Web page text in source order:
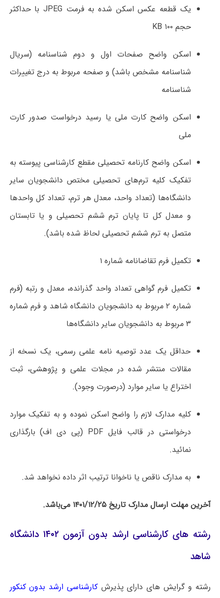
یک قطعه عکس اسکن شده به فرمت JPEG با حداکثر
حجم KB ۱۰۰
اسکن واضح صفحات اول و دوم شناسنامه (سریال
شناسنامه مشخص باشد) و صفحه مربوط به درج تغییرات
شناسنامه
اسکن واضح کارت ملی یا رسید درخواست صدور کارت
ملی
اسکن واضح کارنامه تحصیلی مقطع کارشناسی پیوسته به
تفکیک کلیه ترم‌های تحصیلی مختص دانشجویان سایر
دانشگاه‌ها (تعداد واحد، معدل هر ترم، تعداد کل واحدها
و معدل کل تا پایان ترم ششم تحصیلی و یا تابستان
متصل به ترم ششم تحصیلی لحاظ شده باشد).
تکمیل فرم تقاضانامه شماره ۱
تکمیل فرم گواهی تعداد واحد گذرانده، معدل و رتبه (فرم
شماره ۲ مربوط به دانشجویان دانشگاه شاهد و فرم شماره
۳ مربوط به دانشجویان سایر دانشگاه‌ها
حداقل یک عدد توصیه نامه علمی رسمی، یک نسخه از
مقالات منتشر شده در مجلات علمی و پژوهشی، ثبت
اختراع یا سایر موارد (درصورت وجود).
کلیه مدارک لازم را واضح اسکن نموده و به تفکیک موارد
درخواستی در قالب فایل PDF (پی دی اف) بارگذاری
نمائید.
به مدارک ناقص یا ناخوانا ترتیب اثر داده نخواهد شد.
آخرین مهلت ارسال مدارک تاریخ ۱۴۰۱/۱۲/۲۵ می‌باشد.
رشته های کارشناسی ارشد بدون آزمون ۱۴۰۲ دانشگاه
شاهد
رشته و گرایش های دارای پذیرشکارشناسی ارشد بدون کنکور